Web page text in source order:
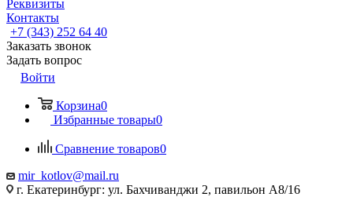
Реквизиты
Контакты
+7 (343) 252 64 40
Заказать звонок
Задать вопрос
Войти
Корзина0
Избранные товары0
Сравнение товаров0
mir_kotlov@mail.ru
г. Екатеринбург: ул. Бахчиванджи 2, павильон А8/16